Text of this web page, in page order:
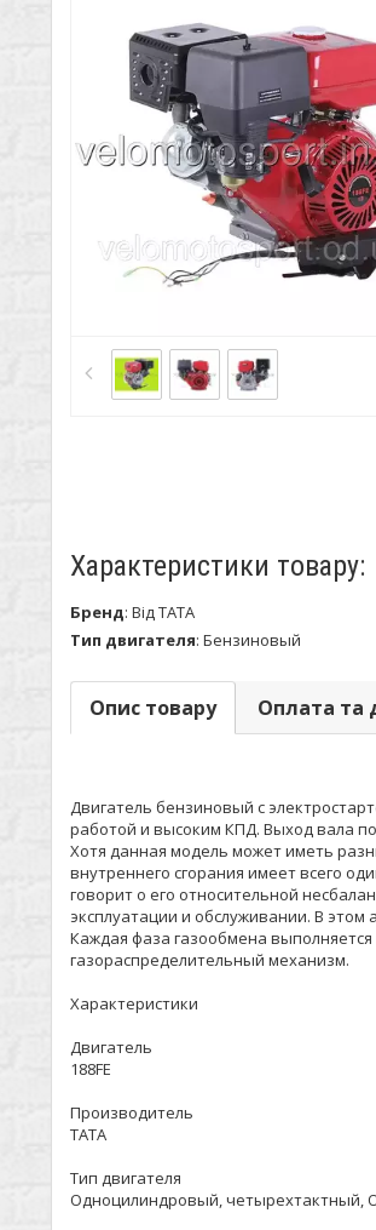
Характеристики товару:
Бренд: Від ТАТА
Тип двигателя: Бензиновый
Опис товару Оплата та
Двигатель бензиновый с
работой и высоким КПД. Выход вала
Хотя данная модель может иметь
внутреннего сгорания имеет всего
говорит о его относительной
эксплуатации и обслуживании. В
Каждая фаза газообмена
газораспределительный механизм.
Характеристики
Двигатель
188FE
Производитель
TATA
Тип двигателя
Одноцилиндровый, четырехтактный,